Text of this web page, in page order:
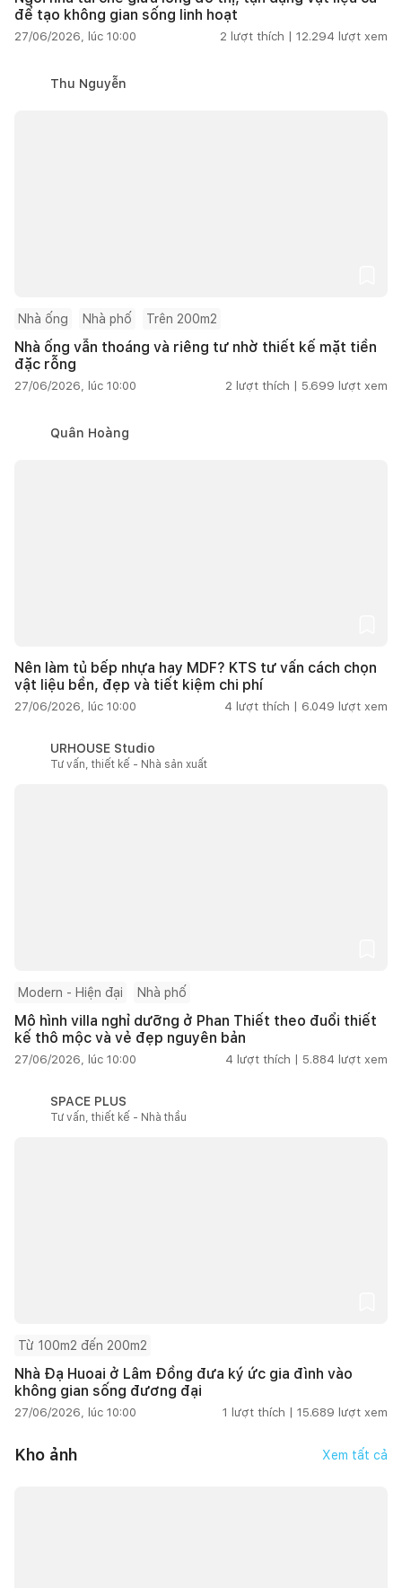
để tạo không gian sống linh hoạt
27/06/2026, lúc 10:00 2 lượt thích | 12.294 lượt xem
Thu Nguyễn
Nhà ống Nhà phố Trên 200m2
Nhà ống vẫn thoáng và riêng tư nhờ thiết kế mặt tiền
đặc rỗng
27/06/2026, lúc 10:00 2 lượt thích | 5.699 lượt xem
Quân Hoàng
Nên làm tủ bếp nhựa hay MDF? KTS tư vấn cách chọn
vật liệu bền, đẹp và tiết kiệm chi phí
27/06/2026, lúc 10:00 4 lượt thích | 6.049 lượt xem
URHOUSE Studio
Tư vấn, thiết kế - Nhà sản xuất
Modern - Hiện đại Nhà phố
Mô hình villa nghỉ dưỡng ở Phan Thiết theo đuổi thiết
kế thô mộc và vẻ đẹp nguyên bản
27/06/2026, lúc 10:00 4 lượt thích | 5.884 lượt xem
SPACE PLUS
Tư vấn, thiết kế - Nhà thầu
Từ 100m2 đến 200m2
Nhà Đạ Huoai ở Lâm Đồng đưa ký ức gia đình vào
không gian sống đương đại
27/06/2026, lúc 10:00 1 lượt thích | 15.689 lượt xem
Kho ảnh Xem tất cả